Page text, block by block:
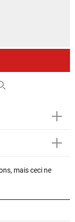
mais ceci ne